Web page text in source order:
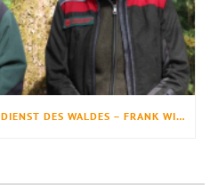
NACH ÜBER 40 JAHREN IM DIENST DES WALDES – FRANK WINTER IM RUHESTAND